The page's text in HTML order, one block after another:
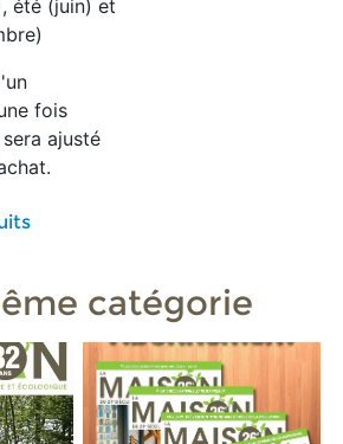
été (juin) et
fois
ajusté
catégorie